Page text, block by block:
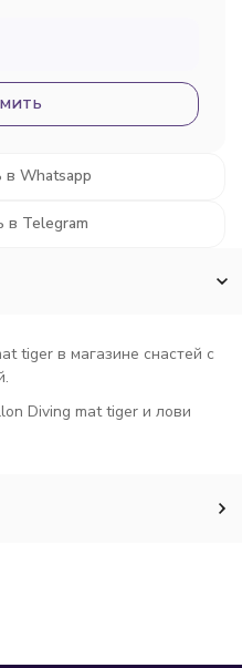
в Whatsapp
в Telegram
tiger в магазине снастей с
Diving mat tiger и лови